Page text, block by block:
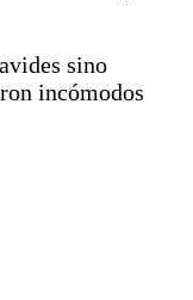
sino
incómodos